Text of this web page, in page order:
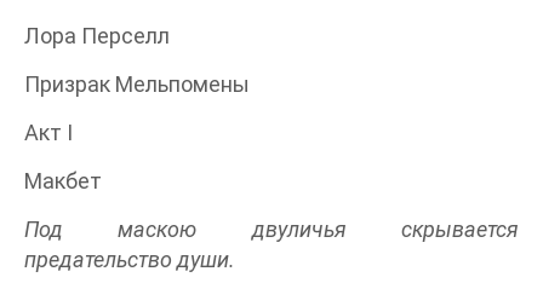
Лора Перселл
Призрак Мельпомены
Акт I
Макбет
Под маскою двуличья скрывается
предательство души.